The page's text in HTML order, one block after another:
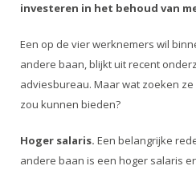
investeren in het behoud van
Een op de vier werknemers wil
andere baan, blijkt uit recent
adviesbureau. Maar wat zoeken
zou kunnen bieden?
Hoger salaris. Een belangrijke
andere baan is een hoger salaris